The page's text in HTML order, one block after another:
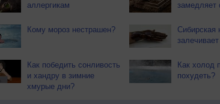
аллергикам
замедляет
Кому мороз нестрашен?
Сибирская
Как победить сонливость
и хандру в зимние
хмурые дни?
Как холод
похудеть?